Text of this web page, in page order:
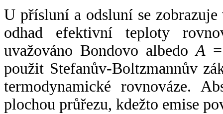
U přísluní a odsluní se
odhad efektivní teploty
uvažováno Bondovo albedoA
použit Stefanův-Boltzmannův
termodynamické rovnováze.
plochou průřezu, kdežto emise